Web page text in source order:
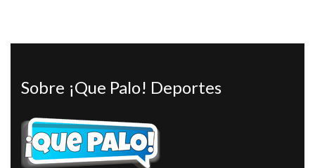
Sobre ¡Que Palo! Deportes